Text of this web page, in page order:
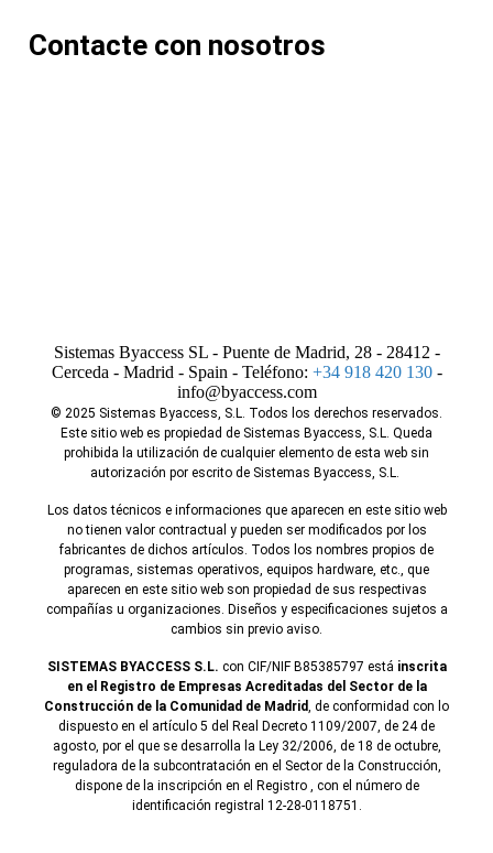
Contacte con nosotros
Sistemas Byaccess SL - Puente de Madrid, 28 - 28412 -
Cerceda - Madrid - Spain - Teléfono: +34 918 420 130-
info@byaccess.com
© 2025 Sistemas Byaccess, S.L. Todos los derechos reservados.
Este sitio web es propiedad de Sistemas Byaccess, S.L. Queda
prohibida la utilización de cualquier elemento de esta web sin
autorización por escrito de Sistemas Byaccess, S.L.
Los datos técnicos e informaciones que aparecen en este sitio web
no tienen valor contractual y pueden ser modificados por los
fabricantes de dichos artículos. Todos los nombres propios de
programas, sistemas operativos, equipos hardware, etc., que
aparecen en este sitio web son propiedad de sus respectivas
compañías u organizaciones. Diseños y especificaciones sujetos a
cambios sin previo aviso.
SISTEMAS BYACCESS S.L. con CIF/NIF B85385797 está inscrita
en el Registro de Empresas Acreditadas del Sector de la
Construcción de la Comunidad de Madrid, de conformidad con lo
dispuesto en el artículo 5 del Real Decreto 1109/2007, de 24 de
agosto, por el que se desarrolla la Ley 32/2006, de 18 de octubre,
reguladora de la subcontratación en el Sector de la Construcción,
dispone de la inscripción en el Registro , con el número de
identificación registral 12-28-0118751.